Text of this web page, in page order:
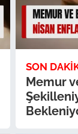
SON
Memur